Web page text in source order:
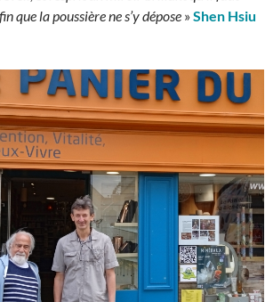
que la poussière ne s’y dépose »Shen Hsiu